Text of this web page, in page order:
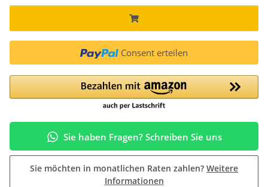
Consent erteilen
Sie haben Fragen? Schreiben Sie uns
Sie möchten in monatlichen Raten zahlen? Weitere
Informationen